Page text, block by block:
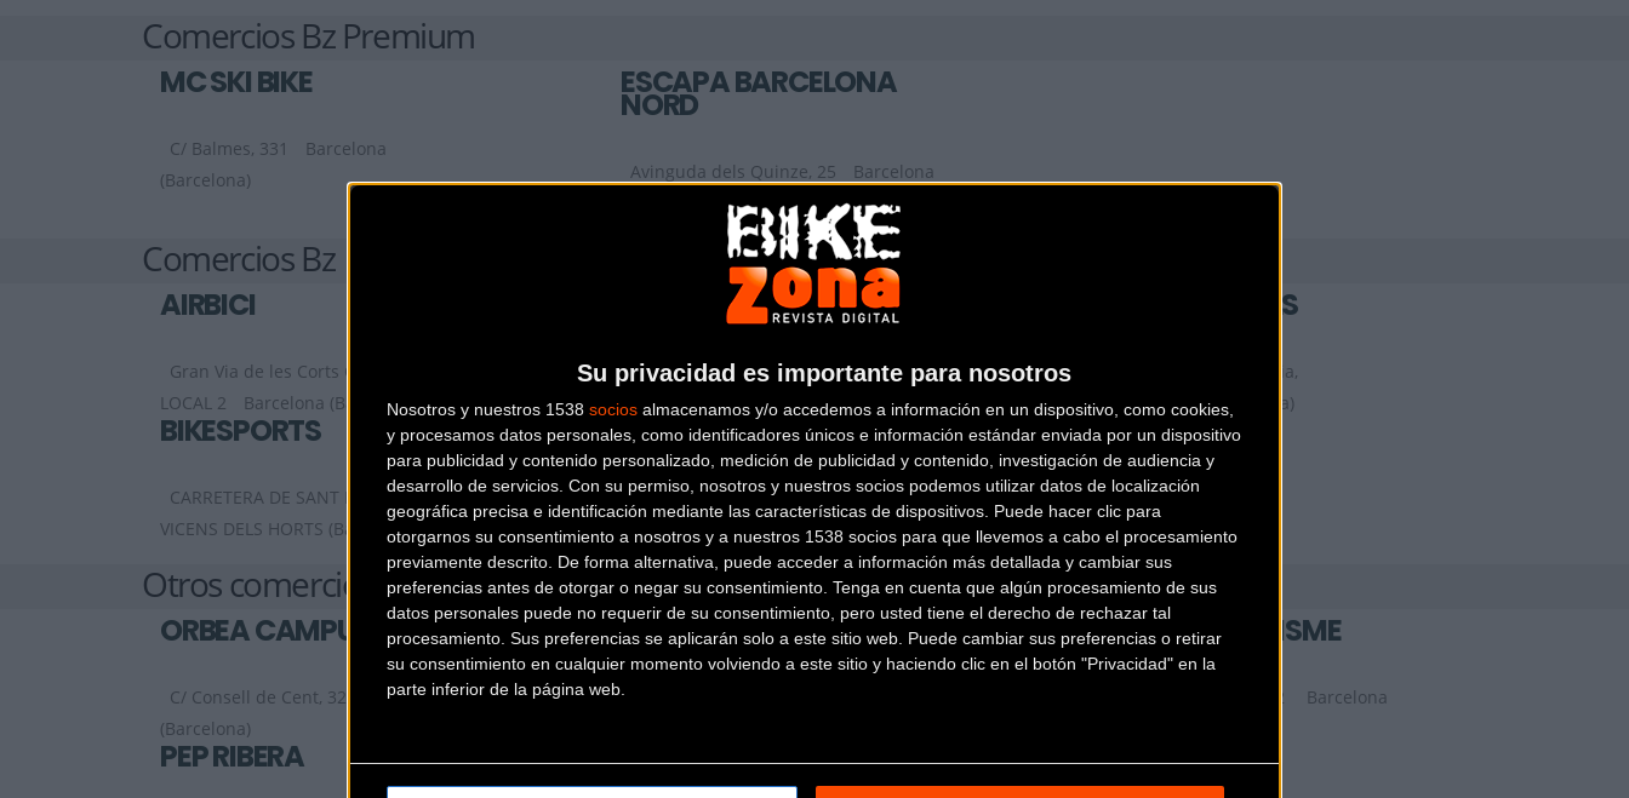
Su privacidad es importante para nosotros
Nosotros y nuestros 1538 socios almacenamos y/o accedemos a información en un dispositivo, como cookies,
y procesamos datos personales, como identificadores únicos e información estándar enviada por un dispositivo
para publicidad y contenido personalizado, medición de publicidad y contenido, investigación de audiencia y
desarrollo de servicios. Con su permiso, nosotros y nuestros socios podemos utilizar datos de localización
geográfica precisa e identificación mediante las características de dispositivos. Puede hacer clic para
otorgarnos su consentimiento a nosotros y a nuestros 1538 socios para que llevemos a cabo el procesamiento
previamente descrito. De forma alternativa, puede acceder a información más detallada y cambiar sus
preferencias antes de otorgar o negar su consentimiento. Tenga en cuenta que algún procesamiento de sus
datos personales puede no requerir de su consentimiento, pero usted tiene el derecho de rechazar tal
procesamiento. Sus preferencias se aplicarán solo a este sitio web. Puede cambiar sus preferencias o retirar
su consentimiento en cualquier momento volviendo a este sitio y haciendo clic en el botón "Privacidad" en la
parte inferior de la página web.
Comercios Bz Premium
MC SKI BIKE
C/ Balmes, 331
Barcelona
(Barcelona)
ESCAPA BARCELONA
NORD
Avinguda dels Quinze, 25
Barcelona
Comercios Bz
AIRBICI
Gran Via de les Corts Catalanes, 452,
LOCAL 2
Barcelona (Barcelona)
ZONA BICIS
Carrer de la Riera Roja, 29 C
Sant
Boi de Llobregat (Barcelona)
KIDS ON WHEELS
Plaça de la Vila de Gràcia,
18
Barcelona (Barcelona)
BIKESPORTS
CARRETERA DE SANT BOI 90
SANT
VICENS DELS HORTS (Barcelona)
Otros comercios
ORBEA CAMPUS BCN
C/ Consell de Cent, 321
Barcelona
(Barcelona)
PASSION BIKE PAU TENA CICLISME
PlaZa Mañé Y Flaquer, 2
Barcelona
PEP RIBERA PLANET BIKES PLEGABIKE